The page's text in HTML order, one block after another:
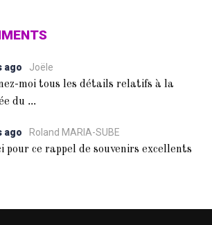
ago
Joële
moi tous les détails relatifs à la
du ...
ago
Roland MARIA-SUBE
pour ce rappel de souvenirs excellents